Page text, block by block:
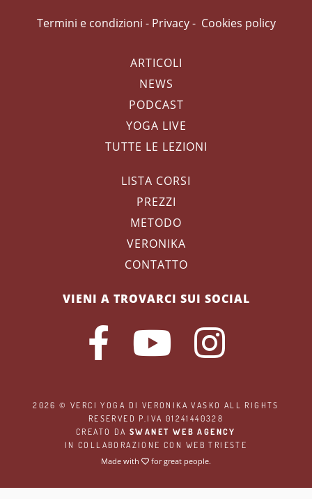
Termini e condizioni - Privacy- Cookies policy
ARTICOLI
NEWS
PODCAST
YOGA LIVE
TUTTE LE LEZIONI
LISTA CORSI
PREZZI
METODO
VERONIKA
CONTATTO
VIENI A TROVARCI SUI SOCIAL
2026 ©VERCI YOGA DI VERONIKA VASKO ALL RIGHTS
RESERVED P.IVA 01241440328
CREATO DASWANET WEB AGENCY
IN COLLABORAZIONE CON WEB TRIESTE
Made with
for great people.